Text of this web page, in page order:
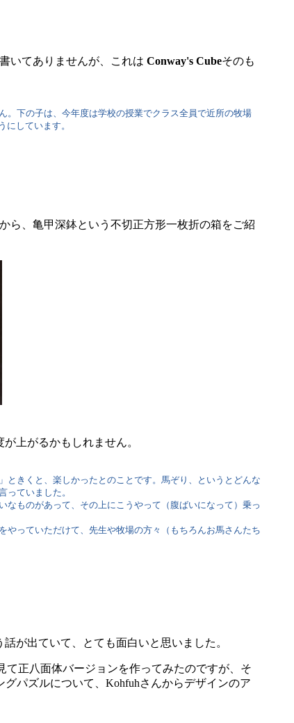
いてありませんが、これは Conway's Cubeそのも
下の子は、今年度は学校の授業でクラス全員で近所の牧場
しています。
、亀甲深鉢という不切正方形一枚折の箱をご紹
上がるかもしれません。
きくと、楽しかったとのことです。馬ぞり、というとどんな
っていました。
ものがあって、その上にこうやって（腹ばいになって）乗っ
っていただけて、先生や牧場の方々（もちろんお馬さんたち
が出ていて、とても面白いと思いました。
て正八面体バージョンを作ってみたのですが、そ
パズルについて、Kohfuhさんからデザインのア